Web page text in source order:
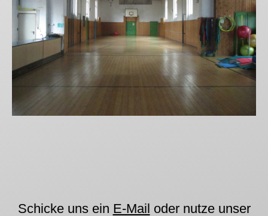
Schicke uns ein E-Mail oder nutze unser
0
4